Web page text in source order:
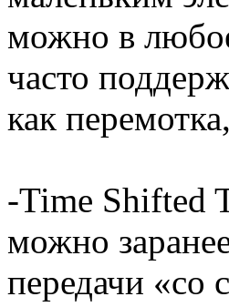
можно в
часто
как
-Time Shifted
можно
передачи «со